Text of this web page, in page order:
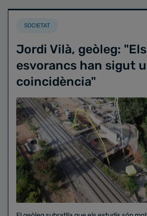
SOCIETAT
Jordi Vilà, geòleg: "Els
esvorancs han sigut
coincidència"